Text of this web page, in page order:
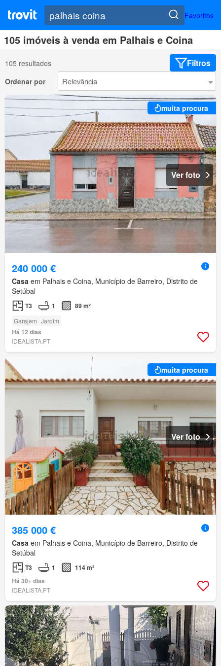
Favoritos
105 imóveis à venda em Palhais e Coina
105 resultados Filtros
Ordenar por
muita procura
Ver foto
240 000 €
Casa em Palhais e Coina, Município de Barreiro, Distrito de
Setúbal
T3 1 89 m²
Garajem Jardim
Há 12 dias
IDEALISTA.PT
muita procura
Ver foto
385 000 €
Casa em Palhais e Coina, Município de Barreiro, Distrito de
Setúbal
T3 1
114 m²
Há 30+ dias
IDEALISTA.PT